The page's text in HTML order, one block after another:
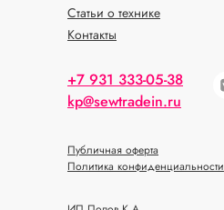
Статьи о технике
Контакты
+7 931 333-05-38
kp@sewtradein.ru
Политика конфиденциальности
Публичная оферта